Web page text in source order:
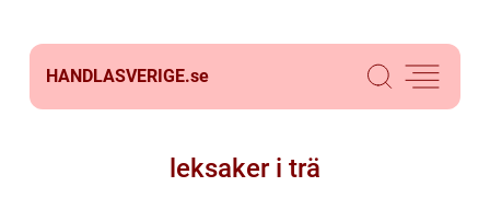
HANDLASVERIGE.se
leksaker i trä